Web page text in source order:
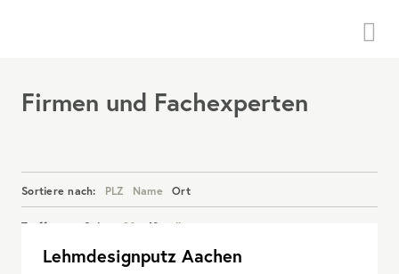
Firmen und Fachexperten
Sortiere nach: PLZ Name Ort
Treffer pro Seite: 20 40 alle
Details anzeigen
Lehmdesignputz Aachen